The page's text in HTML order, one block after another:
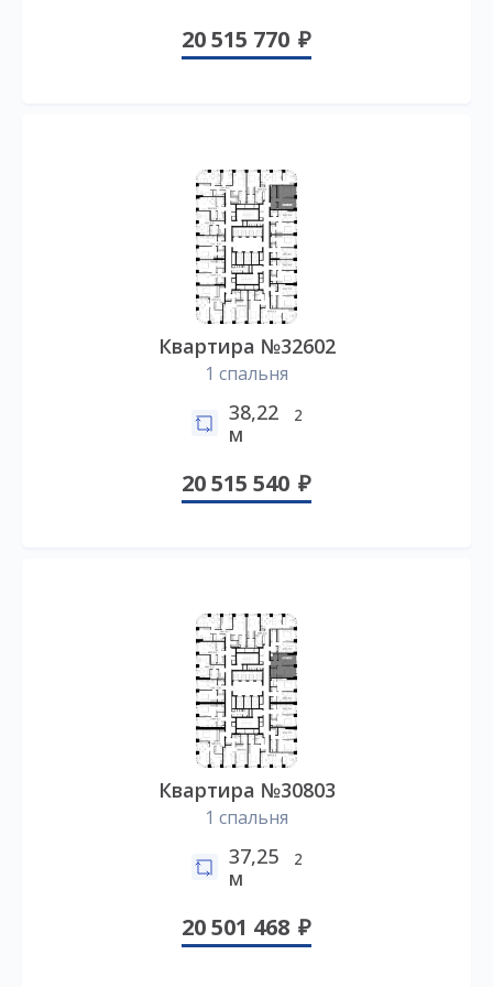
20 515 770
Квартира №32602
1 спальня
38,22
м
2
20 515 540
Квартира №30803
1 спальня
37,25
м
2
20 501 468